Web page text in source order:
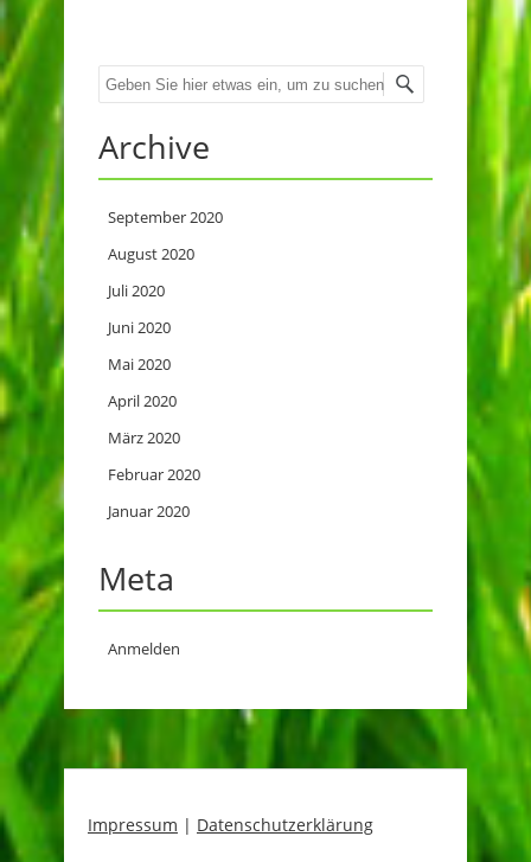
Suche
Archive
September 2020
August 2020
Juli 2020
Juni 2020
Mai 2020
April 2020
März 2020
Februar 2020
Januar 2020
Meta
Anmelden
Impressum | Datenschutzerklärung